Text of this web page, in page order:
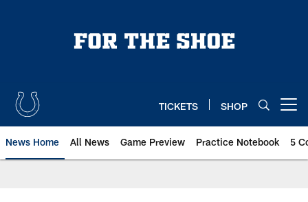
TICKETS SHOP
News Home All News Game Preview Practice Notebook 5